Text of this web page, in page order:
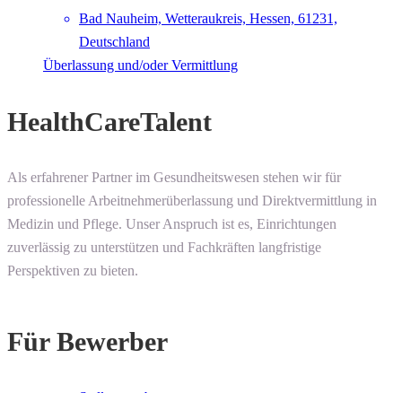
Bad Nauheim, Wetteraukreis, Hessen, 61231,
Deutschland
Überlassung und/oder Vermittlung
HealthCareTalent
Als erfahrener Partner im Gesundheitswesen stehen wir für
professionelle Arbeitnehmerüberlassung und Direktvermittlung in
Medizin und Pflege. Unser Anspruch ist es, Einrichtungen
zuverlässig zu unterstützen und Fachkräften langfristige
Perspektiven zu bieten.
Für Bewerber